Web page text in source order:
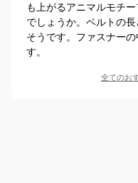
も上がるアニマルモチ
でしょうか。ベルトの
そうです。ファスナー
す。
全てのお